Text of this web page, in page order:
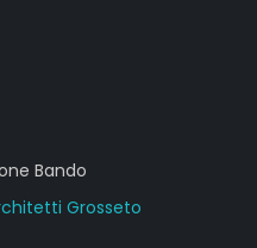
Bando
Grosseto